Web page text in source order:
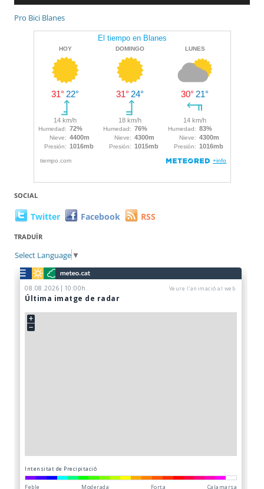
Pro Bici Blanes
SOCIAL
Twitter Facebook RSS
TRADUÏR
Select Language ▼